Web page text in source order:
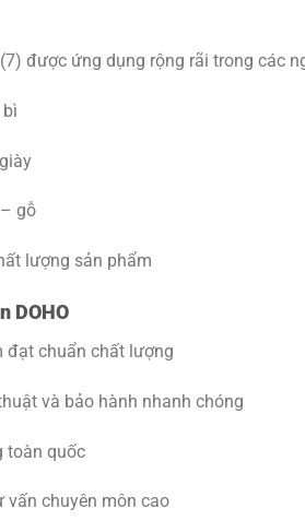
được ứng dụng rộng rãi trong các
gỗ
lượng sản phẩm
DOHO
đạt chuẩn chất lượng
và bảo hành nhanh chóng
toàn quốc
vấn chuyên môn cao